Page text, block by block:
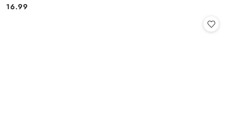
Cena:
16.99